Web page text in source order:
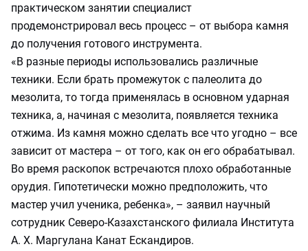
практическом занятии специалист
продемонстрировал весь процесс – от выбора камня
до получения готового инструмента.
«В разные периоды использовались различные
техники. Если брать промежуток с палеолита до
мезолита, то тогда применялась в основном ударная
техника, а, начиная с мезолита, появляется техника
отжима. Из камня можно сделать все что угодно – все
зависит от мастера – от того, как он его обрабатывал.
Во время раскопок встречаются плохо обработанные
орудия. Гипотетически можно предположить, что
мастер учил ученика, ребенка», – заявил научный
сотрудник Северо-Казахстанского филиала Института
А. Х. Маргулана Канат Ескандиров.